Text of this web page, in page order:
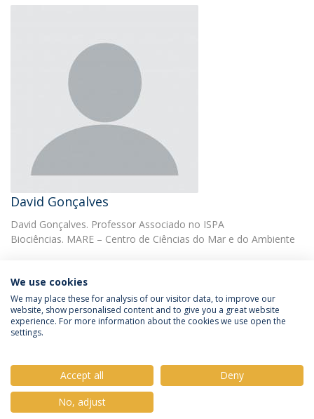
David Gonçalves
David Gonçalves. Professor Associado no ISPA
Biociências. MARE – Centro de Ciências do Mar e do Ambiente
Política de Privacidade
Termos e Condições
© 2026 Universidade Católica Portuguesa
We use cookies
We may place these for analysis of our visitor data, to improve our
website, show personalised content and to give you a great website
experience. For more information about the cookies we use open the
settings.
Accept all
Deny
No, adjust